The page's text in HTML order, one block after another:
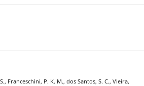
Franceschini, P. K. M., dos Santos, S. C., Vieira,